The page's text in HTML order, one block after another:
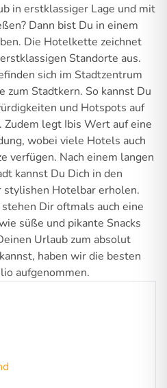
in erstklassiger Lage und mit
Dann bist Du in einem
Die Hotelkette zeichnet
Standorte aus.
sich im Stadtzentrum
zum Stadtkern. So kannst Du
und Hotspots auf
legt Ibis Wert auf eine
wobei viele Hotels auch
verfügen. Nach einem langen
kannst Du Dich in den
Hotelbar erholen.
Dir oftmals auch eine
süße und pikante Snacks
Urlaub zum absolut
haben wir die besten
aufgenommen.